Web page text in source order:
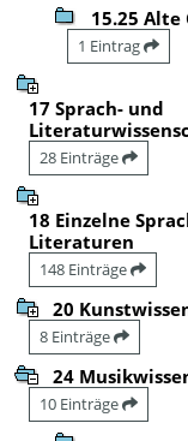
15.25 Alte
1 Eintrag
17 Sprach- und
28 Einträge
18 Einzelne
Literaturen
148 Einträge
20
8 Einträge
24
10 Einträge